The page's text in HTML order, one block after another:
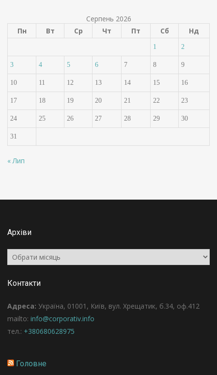
Серпень 2026
Пн
Вт Ср Чт Пт Сб Нд
1 2
3 4 5 6 7 8 9
10 11 12 13 14 15 16
17 18 19 20 21 22 23
24 25 26 27 28 29 30
31
« Лип
Архіви
Архіви
Контакти
Адреса: Україна, 01001, Київ, вул. Хрещатик, б.34, оф.412
mailto: info@corporativ.info
тел.: +380680628975
Головне